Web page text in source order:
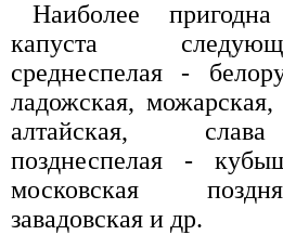
Наиболее
капуста
среднеспелая -
ладожская, можарская,
алтайская,
позднеспелая -
московская
завадовская и др.